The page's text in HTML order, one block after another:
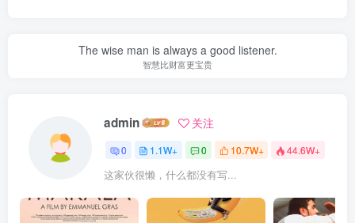
The wise man is always a good listener.
智慧比财富更宝贵
admin 关注
0 1.1W+ 0 10.7W+ 44.6W+
这家伙很懒，什么都没有写...